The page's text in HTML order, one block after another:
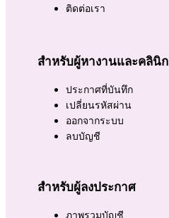
ติดต่อเรา
สำหรับผู้หางานและคลินิก
ประกาศที่บันทึก
เปลี่ยนรหัสผ่าน
ออกจากระบบ
ลบบัญชี
สำหรับผู้ลงประกาศ
ภาพรวมบัญชี